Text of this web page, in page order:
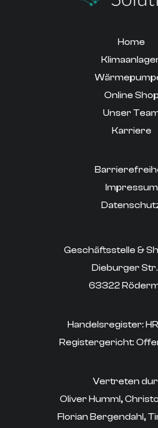
Home
Online Shop
Unser
Karriere
Impressum
Geschäftsstelle &
Dieburger
63322
Handelsregister:
Registergericht:
Vertreten
Oliver Humml,
Florian Bergendahl,